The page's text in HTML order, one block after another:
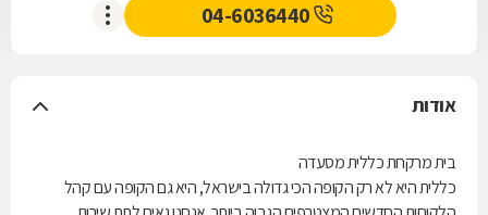
04-6036440
אודות
בית מרקחת כללית מסעדה
כללית היא לא רק הקופה הכי גדולה בישראל, היא גם הקופה עם קהל